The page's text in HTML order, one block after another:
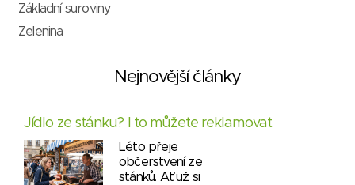
Základní suroviny
Zelenina
Nejnovější články
Jídlo ze stánku? I to můžete reklamovat
Léto přeje
občerstvení ze
stánků. Ať už si